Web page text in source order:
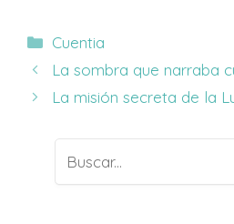
Categorías
Cuentia
La sombra que narraba
La misión secreta de la